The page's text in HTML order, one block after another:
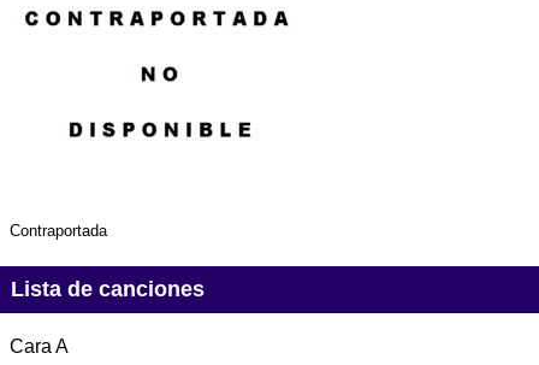
Contraportada
Lista de canciones
Cara A